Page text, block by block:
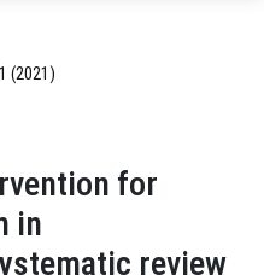
(2021)
for
in
review